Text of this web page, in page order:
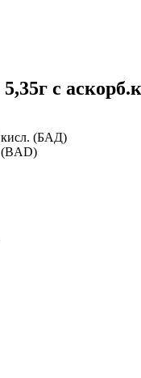
с
(БАД)
(BAD)